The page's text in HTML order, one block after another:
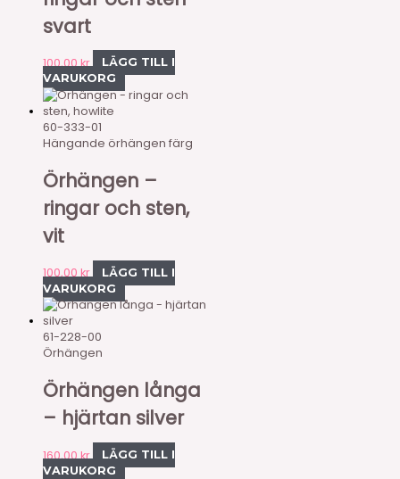
svart
100,00kr
LÄGG TILL I
VARUKORG
60-333-01
Hängande örhängen färg
Örhängen –
ringar och sten,
vit
100,00 kr
LÄGG TILL I
VARUKORG
61-228-00
Örhängen
Örhängen långa
– hjärtan silver
160,00kr
LÄGG TILL I
VARUKORG